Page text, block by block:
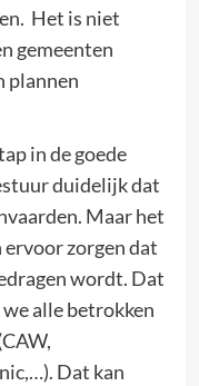
Het is niet
gemeenten
plannen
in de goede
duidelijk dat
Maar het
ervoor zorgen dat
wordt. Dat
alle betrokken
Dat kan